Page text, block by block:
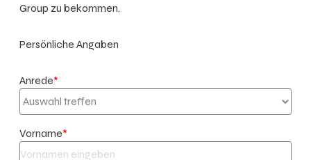
Group zu bekommen.
Persönliche Angaben
Anrede*
Vorname*